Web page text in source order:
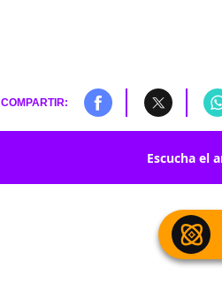
COMPARTIR:
Escucha el